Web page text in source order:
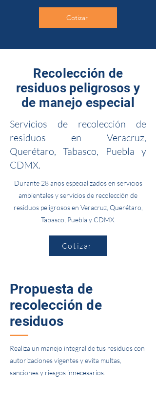
Cotizar
Recolección de
residuos peligrosos y
de manejo especial
Servicios de recolección de
residuos en Veracruz,
Querétaro, Tabasco, Puebla y
CDMX.
Durante 28 años especializados en servicios
ambientales y servicios de recolección de
residuos peligrosos en Veracruz, Querétaro,
Tabasco, Puebla y CDMX.
Cotizar
Propuesta de
recolección de
residuos
Realiza un manejo integral de tus residuos con
autorizaciones vigentes y evita multas,
sanciones y riesgos innecesarios.